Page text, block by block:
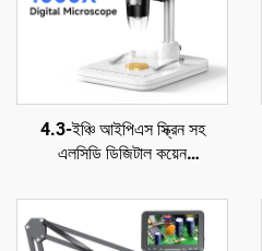
4.3-ইঞ্চি আইপিএস স্ক্রিন সহ
এলসিডি ডিজিটাল কয়েন
কয়েন ম্যাগনিফায়ার